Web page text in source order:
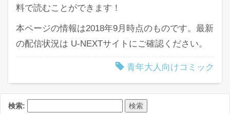
料で読むことができます！
本ページの情報は2018年9月時点のものです。最新
の配信状況は U-NEXTサイトにご確認ください。
青年大人向けコミック
検索: